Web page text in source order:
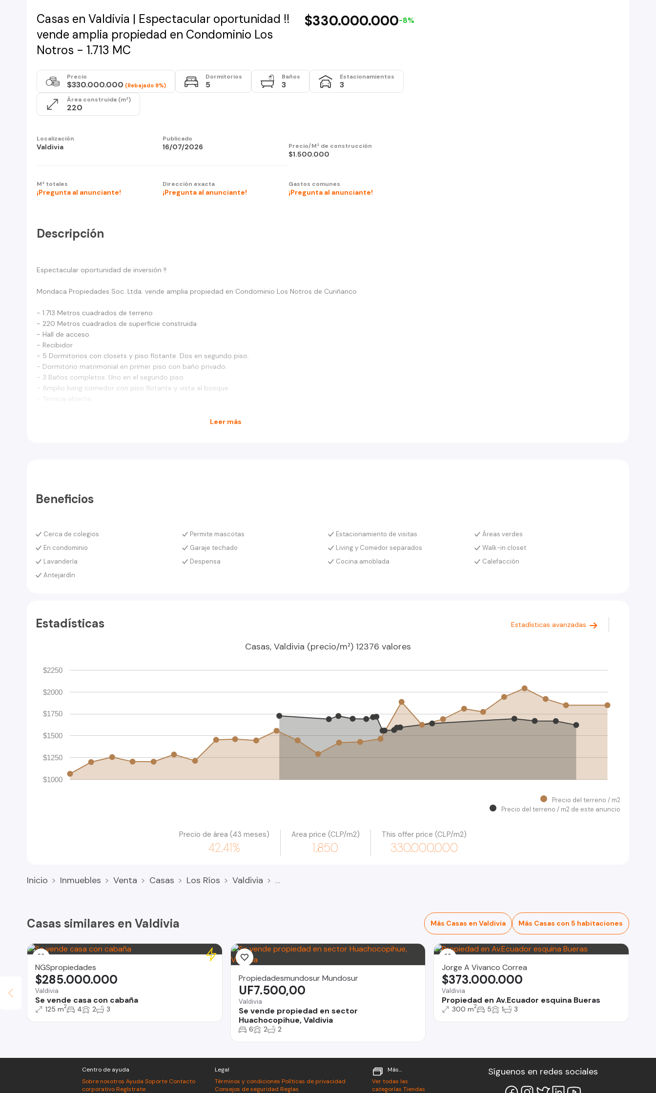
Casas en Valdivia | Espectacular oportunidad !!
vende amplia propiedad en Condominio Los
Notros - 1.713 MC
$330.000.000-8%
Precio
$330.000.000 (Rebajado 8%)
Dormitorios
5
Baños
3
Estacionamientos
3
Área construida (m²)
220
Localización
Valdivia
Publicado
16/07/2026 Precio/M² de construcción
$1.500.000
M² totales
¡Pregunta al anunciante!
Dirección exacta
¡Pregunta al anunciante!
Gastos comunes
¡Pregunta al anunciante!
Descripción
Espectacular oportunidad de inversión !!
Mondaca Propiedades Soc. Ltda. vende amplia propiedad en Condominio Los Notros de Curiñanco
- 1.713 Metros cuadrados de terreno
- 220 Metros cuadrados de superficie construida
- Hall de acceso
- Recibidor
- 5 Dormitorios con closets y piso flotante. Dos en segundo piso.
- Dormitorio matrimonial en primer piso con baño privado.
- 3 Baños completos. Uno en el segundo piso.
- Amplio living comedor con piso flotante y vista al bosque
- Propiedad con acceso por sendero a Estero El Bayo, por su deslinde posterior.
- Hermoso entorno natural
- Sector residencial de alta plusvalía
Leer más
Beneficios
Cerca de colegios Permite mascotas Estacionamiento de visitas
Áreas verdes
En condominio
Garaje techado Living y Comedor separados
Walk-in closet
Lavandería
Despensa Cocina amoblada
Calefacción
Antejardín
Estadísticas
Casas, Valdivia (precio/m²) 12376 valores
Estadísticas avanzadas
$1000
$1250
$1500
$1750
$2000
$2250
Precio del terreno / m2
Precio del terreno / m2 de este anuncio
Precio de área (43 meses)
42.41%
Area price (CLP/m2)
1.850
This offer price (CLP/m2)
330.000.000
Inicio Inmuebles Venta Casas Los Ríos Valdivia
Casas similares en Valdivia Más Casas en Valdivia Más Casas con 5 habitaciones
NGSpropiedades
Valdivia
Se vende casa con cabaña
$285.000.000
125 m2 4 2 3
Propiedadesmundosur Mundosur
Valdivia
Se vende propiedad en sector
Huachocopihue, Valdivia
UF7.500,00
6 2 2
Jorge A Vivanco Correa
Valdivia
Propiedad en Av.Ecuador esquina Bueras
$373.000.000
300 m2 5 1 3
Centro de ayuda
Sobre nosotros Ayuda Soporte Contacto
corporativo Regístrate
Legal
Términos y condiciones Políticas de privacidad
Consejos de seguridad Reglas
Más...
Ver todas las
categorías Tiendas
Síguenos en redes sociales